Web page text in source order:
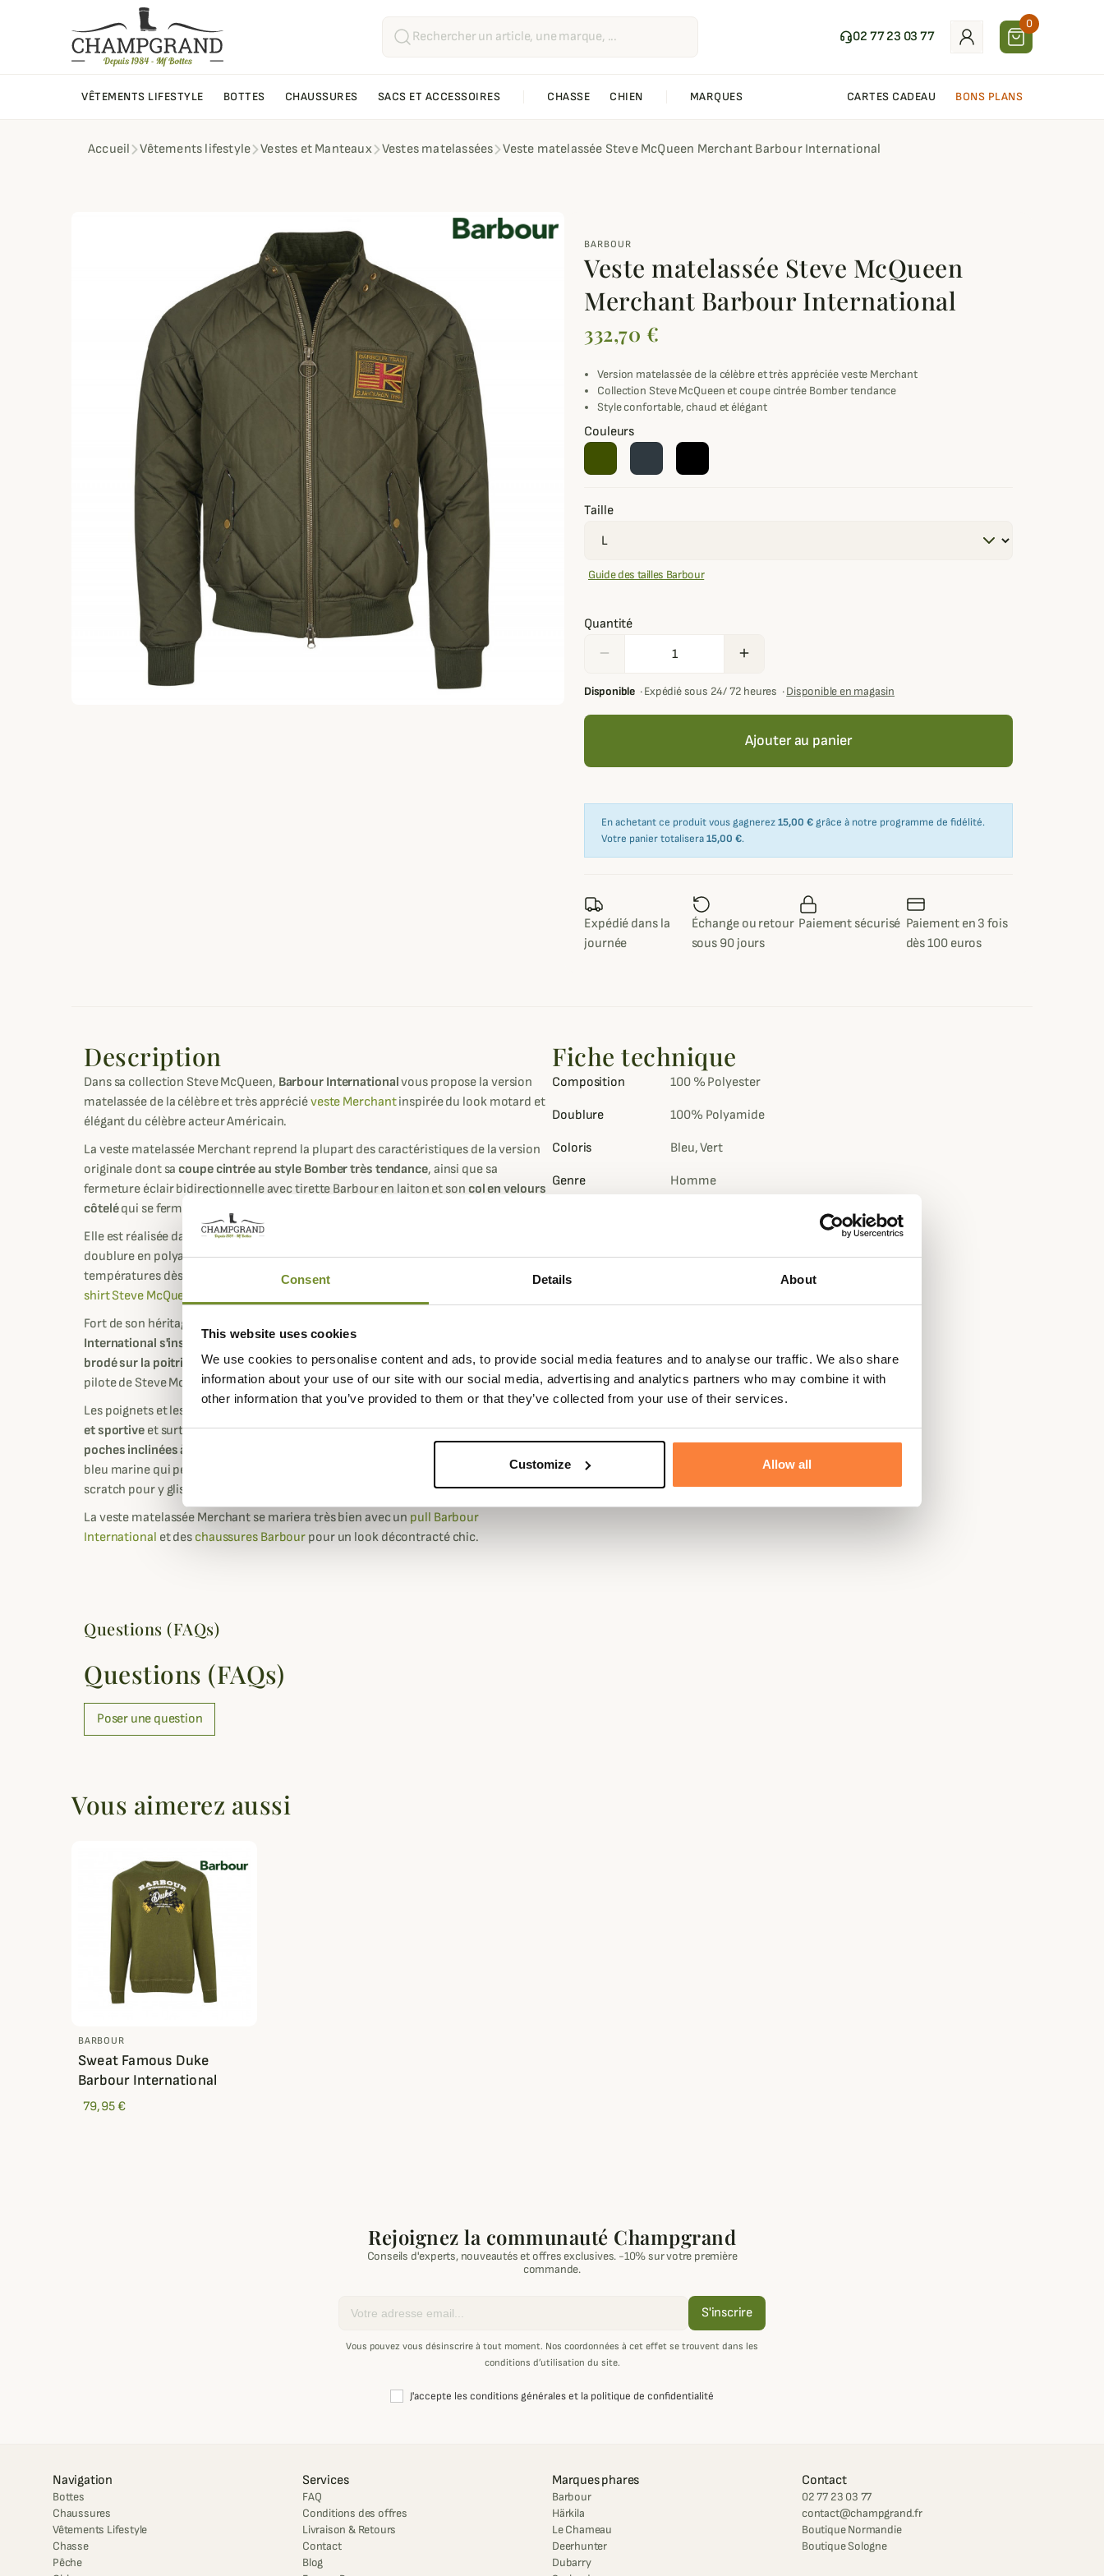
Consent Details About
This website uses cookies
We use cookies to personalise content and ads, to provide social media features and to analyse our traffic. We also share
information about your use of our site with our social media, advertising and analytics partners who may combine it with
other information that you’ve provided to them or that they’ve collected from your use of their services.
Customize Allow all
02 77 23 03 77
0
VÊTEMENTS LIFESTYLE BOTTES CHAUSSURES SACS ET ACCESSOIRES CHASSE CHIEN MARQUES CARTES CADEAU BONS PLANS
Accueil Vêtements lifestyle Vestes et Manteaux Vestes matelassées Veste matelassée Steve McQueen Merchant Barbour International
BARBOUR
Veste matelassée Steve McQueen
Merchant Barbour International
332,70 €
Version matelassée de la célèbre et très appréciéeveste Merchant
Collection Steve McQueen et coupe cintrée Bomber tendance
Style confortable, chaud et élégant
Couleurs
Taille
Guide des tailles Barbour
Quantité
remove add
Disponible ·Expédié sous 24/ 72 heures ·Disponible en magasin
Ajouter au panier
En achetant ce produit vous gagnerez15,00 € grâce à notre programme de fidélité.
Votre panier totalisera15,00 €.
Expédié dans la
journée
Échange ou retour
sous 90 jours
Paiement sécurisé Paiement en 3 fois
dès 100 euros
Description
Dans sa collection Steve McQueen, Barbour Internationalvous propose la version
matelassée de la célèbre et très appréciéveste Merchantinspirée du look motard et
élégant du célèbre acteur Américain.
La veste matelassée Merchant reprend la plupart des caractéristiques de la version
originale dont sacoupe cintrée au style Bomber très tendance, ainsi que sa
fermeture éclair bidirectionnelle avec tirette Barbour en laiton et son col en velours
côteléqui se ferme à l'aide de deux pressions pour protéger votre cou du froid.
Elle est réalisée dans un matelassage à losange de 4 pouces en polyester avec une
doublure en polyamide matelassée qui vous protégera du vent et des basses
températures dès la mi-saison pour arborer un
t-
shirt Steve McQueen
Fort de son héritage motocycliste depuis des années, l'ensemble des vestes
International s'inspire d'un look motard avant-gardiste.
brodé sur la poitrine gauchemettant en avant le drapeau Américain et le passé de
pilote de Steve McQueen.
Les poignets et les ourlets en tricot côtelé donnent cette
allure bomber très élégante
et sportiveet surtout empêche le vent de s'infiltrer dans la veste. Il est doté dedeux
poches inclinées à rabat pressions
bleu marine qui peuvent servir de repose-mains ainsi qu'une poche intérieure à
scratch pour y glisser votre téléphone portable.
La veste matelassée Merchant se mariera très bien avec un pull Barbour
International et des chaussures Barbour pour un look décontracté chic.
Fiche technique
Composition 100 % Polyester
Doublure 100% Polyamide
Coloris Bleu, Vert
Genre Homme
Questions (FAQs)
Questions (FAQs)
Poser une question
Vous aimerez aussi
BARBOUR
Sweat Famous Duke
Barbour International
79,95 €
Rejoignez la communauté Champgrand
Conseils d'experts, nouveautés et offres exclusives. -10% sur votre première
commande.
S'inscrire
Vous pouvez vous désinscrire à tout moment. Nos coordonnées à cet effet se trouvent dans les
conditions d’utilisation du site.
J'accepte les conditions générales et la politique de confidentialité
Navigation
Bottes
Chaussures
Vêtements Lifestyle
Chasse
Pêche
Services
FAQ
Conditions des offres
Livraison & Retours
Contact
Blog
Marques phares
Barbour
Härkila
Le Chameau
Deerhunter
Dubarry
Contact
02 77 23 03 77
contact@champgrand.fr
Boutique Normandie
Boutique Sologne